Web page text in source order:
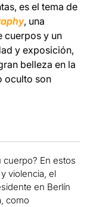
es el tema de
, una
cuerpos y un
y exposición,
belleza en la
oculto son
En estos
violencia, el
en Berlín
como